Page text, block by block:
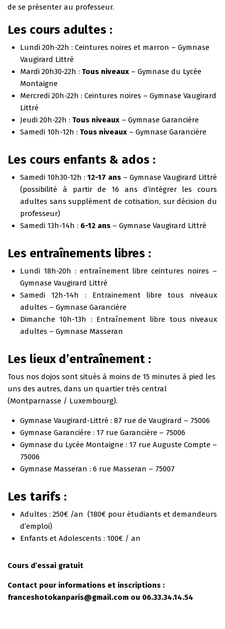
de se présenter au professeur.
Les cours adultes :
Lundi 20h-22h : Ceintures noires et marron – Gymnase
Vaugirard Littré
Mardi 20h30-22h : Tous niveaux – Gymnase du Lycée
Montaigne
Mercredi 20h-22h : Ceintures noires – Gymnase Vaugirard
Littré
Jeudi 20h-22h : Tous niveaux – Gymnase Garancière
Samedi 10h-12h : Tous niveaux – Gymnase Garancière
Les cours enfants & ados :
Samedi 10h30-12h : 12-17 ans – Gymnase Vaugirard Littré
(possibilité à partir de 16 ans d’intégrer les cours
adultes sans supplément de cotisation, sur décision du
professeur)
Samedi 13h-14h : 6-12 ans – Gymnase Vaugirard Littré
Les entraînements libres :
Lundi 18h-20h : entraînement libre ceintures noires –
Gymnase Vaugirard Littré
Samedi 12h-14h : Entrainement libre tous niveaux
adultes – Gymnase Garancière
Dimanche 10h-13h : Entraînement libre tous niveaux
adultes – Gymnase Masseran
Les lieux d’entraînement :
Tous nos dojos sont situés à moins de 15 minutes à pied les
uns des autres, dans un quartier très central
(Montparnasse / Luxembourg).
Gymnase Vaugirard-Littré : 87 rue de Vaugirard – 75006
Gymnase Garancière : 17 rue Garancière – 75006
Gymnase du Lycée Montaigne : 17 rue Auguste Compte –
75006
Gymnase Masseran : 6 rue Masseran – 75007
Les tarifs :
Adultes : 250€ /an (180€ pour étudiants et demandeurs
d’emploi)
Enfants et Adolescents : 100€ / an
Cours d’essai gratuit
Contact pour informations et inscriptions :
franceshotokanparis@gmail.com ou 06.33.34.14.54